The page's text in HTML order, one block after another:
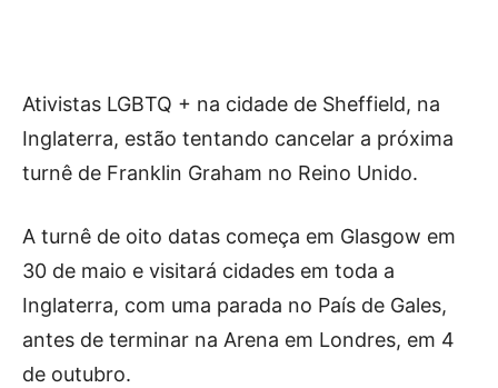
Ativistas LGBTQ + na cidade de Sheffield, na
Inglaterra, estão tentando cancelar a próxima
turnê de Franklin Graham no Reino Unido.
A turnê de oito datas começa em Glasgow em
30 de maio e visitará cidades em toda a
Inglaterra, com uma parada no País de Gales,
antes de terminar na Arena em Londres, em 4
de outubro.